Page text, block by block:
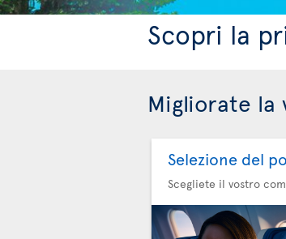
Scopri la
Migliorate la
Selezione del
Scegliete il vostro